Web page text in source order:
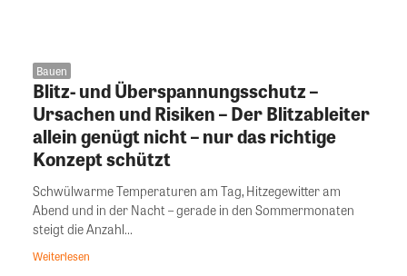
Bauen
Blitz- und Überspannungsschutz –
Ursachen und Risiken – Der Blitzableiter
allein genügt nicht – nur das richtige
Konzept schützt
Schwülwarme Temperaturen am Tag, Hitzegewitter am
Abend und in der Nacht – gerade in den Sommermonaten
steigt die Anzahl...
Weiterlesen